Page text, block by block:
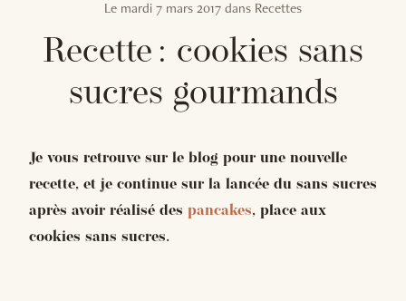
Le mardi 7 mars 2017 dans Recettes
Recette : cookies sans
sucres gourmands
Je vous retrouve sur le blog pour une nouvelle
recette, et je continue sur la lancée du sans sucres
après avoir réalisé des pancakes, place aux
cookies sans sucres.